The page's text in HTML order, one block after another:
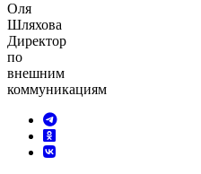
Оля
Шляхова
Директор
по
внешним
коммуникациям